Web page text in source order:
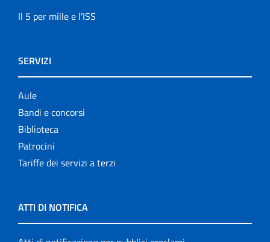
Il 5 per mille e l'ISS
SERVIZI
Aule
Bandi e concorsi
Biblioteca
Patrocini
Tariffe dei servizi a terzi
ATTI DI NOTIFICA